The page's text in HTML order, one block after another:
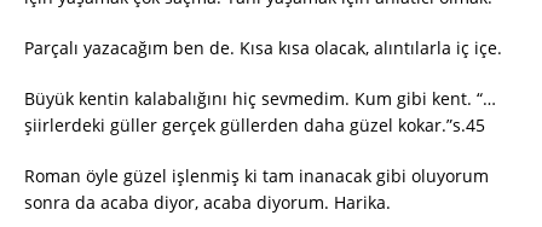
Parçalı yazacağım ben de. Kısa kısa olacak, alıntılarla iç içe.
Büyük kentin kalabalığını hiç sevmedim. Kum gibi kent. “…
şiirlerdeki güller gerçek güllerden daha güzel kokar.”s.45
Roman öyle güzel işlenmiş ki tam inanacak gibi oluyorum
sonra da acaba diyor, acaba diyorum. Harika.